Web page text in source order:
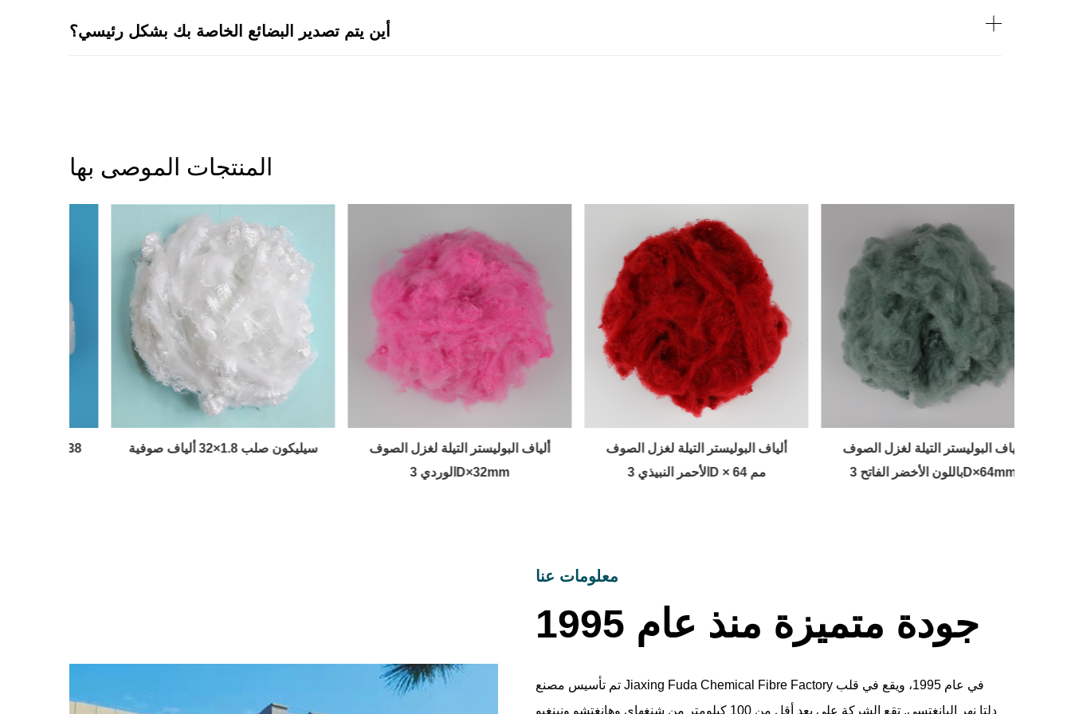
أين يتم تصدير البضائع الخاصة بك بشكل رئيسي؟
المنتجات الموصى بها
سيليكون صلب 1.8×32 ألياف صوفية
ألياف البوليستر التيلة لغزل الصوف
الوردي 3D×32mm
ألياف البوليستر التيلة لغزل الصوف
الأحمر النبيذي 3D × 64 مم
ألياف البوليستر التيلة لغزل الصوف
باللون الأخضر الفاتح 3D×64mm
معلومات عنا
جودة متميزة منذ عام 1995
تم تأسيس مصنع Jiaxing Fuda Chemical Fibre Factory في عام 1995، ويقع في قلب
دلتا نهر اليانغتسى. تقع الشركة على بعد أقل من 100 كيلومتر من شنغهاي وهانغتشو ونينغبو